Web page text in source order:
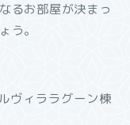
るお部屋が決まっ
う。
ヴィララグーン棟